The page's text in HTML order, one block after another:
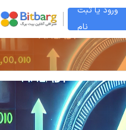
ورود یا ثبت
نام